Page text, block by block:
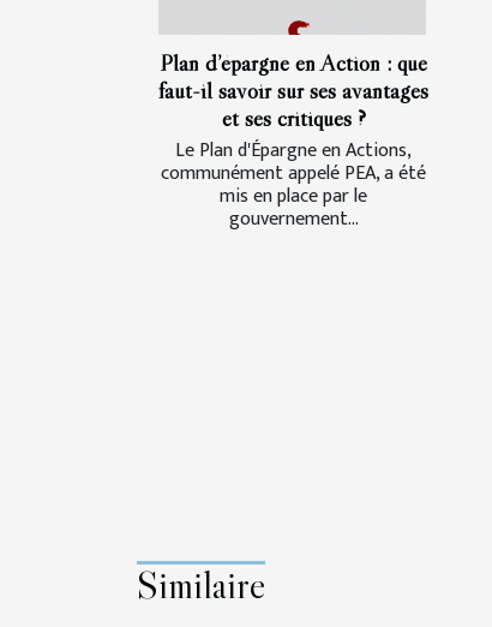
Plan d’épargne en Action : que
faut-il savoir sur ses avantages
et ses critiques ?
Le Plan d'Épargne en Actions,
communément appelé PEA, a été
mis en place par le
gouvernement...
Similaire